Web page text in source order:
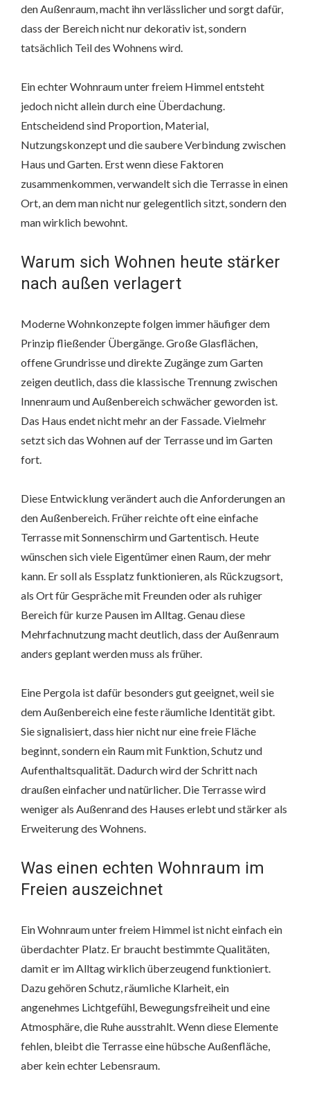
den Außenraum, macht ihn verlässlicher und sorgt dafür,
dass der Bereich nicht nur dekorativ ist, sondern
tatsächlich Teil des Wohnens wird.
Ein echter Wohnraum unter freiem Himmel entsteht
jedoch nicht allein durch eine Überdachung.
Entscheidend sind Proportion, Material,
Nutzungskonzept und die saubere Verbindung zwischen
Haus und Garten. Erst wenn diese Faktoren
zusammenkommen, verwandelt sich die Terrasse in einen
Ort, an dem man nicht nur gelegentlich sitzt, sondern den
man wirklich bewohnt.
Warum sich Wohnen heute stärker
nach außen verlagert
Moderne Wohnkonzepte folgen immer häufiger dem
Prinzip fließender Übergänge. Große Glasflächen,
offene Grundrisse und direkte Zugänge zum Garten
zeigen deutlich, dass die klassische Trennung zwischen
Innenraum und Außenbereich schwächer geworden ist.
Das Haus endet nicht mehr an der Fassade. Vielmehr
setzt sich das Wohnen auf der Terrasse und im Garten
fort.
Diese Entwicklung verändert auch die Anforderungen an
den Außenbereich. Früher reichte oft eine einfache
Terrasse mit Sonnenschirm und Gartentisch. Heute
wünschen sich viele Eigentümer einen Raum, der mehr
kann. Er soll als Essplatz funktionieren, als Rückzugsort,
als Ort für Gespräche mit Freunden oder als ruhiger
Bereich für kurze Pausen im Alltag. Genau diese
Mehrfachnutzung macht deutlich, dass der Außenraum
anders geplant werden muss als früher.
Eine Pergola ist dafür besonders gut geeignet, weil sie
dem Außenbereich eine feste räumliche Identität gibt.
Sie signalisiert, dass hier nicht nur eine freie Fläche
beginnt, sondern ein Raum mit Funktion, Schutz und
Aufenthaltsqualität. Dadurch wird der Schritt nach
draußen einfacher und natürlicher. Die Terrasse wird
weniger als Außenrand des Hauses erlebt und stärker als
Erweiterung des Wohnens.
Was einen echten Wohnraum im
Freien auszeichnet
Ein Wohnraum unter freiem Himmel ist nicht einfach ein
überdachter Platz. Er braucht bestimmte Qualitäten,
damit er im Alltag wirklich überzeugend funktioniert.
Dazu gehören Schutz, räumliche Klarheit, ein
angenehmes Lichtgefühl, Bewegungsfreiheit und eine
Atmosphäre, die Ruhe ausstrahlt. Wenn diese Elemente
fehlen, bleibt die Terrasse eine hübsche Außenfläche,
aber kein echter Lebensraum.